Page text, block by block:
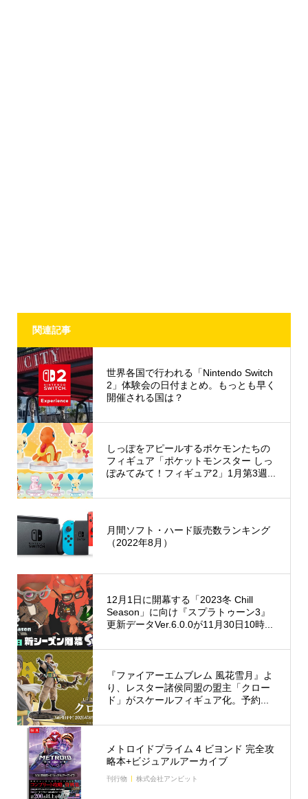
関連記事
世界各国で行われる「Nintendo Switch
2」体験会の日付まとめ。もっとも早く
開催される国は？
しっぽをアピールするポケモンたちの
フィギュア「ポケットモンスター しっ
ぽみてみて！フィギュア2」1月第3週...
月間ソフト・ハード販売数ランキング
（2022年8月）
12月1日に開幕する「2023冬 Chill
Season」に向け『スプラトゥーン3』
更新データVer.6.0.0が11月30日10時...
『ファイアーエムブレム 風花雪月』よ
り、レスター諸侯同盟の盟主「クロー
ド」がスケールフィギュア化。予約...
メトロイドプライム 4 ビヨンド 完全攻
略本+ビジュアルアーカイブ
刊行物 株式会社アンビット